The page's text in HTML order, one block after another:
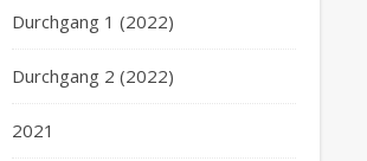
Durchgang 1 (2022)
Durchgang 2 (2022)
2021